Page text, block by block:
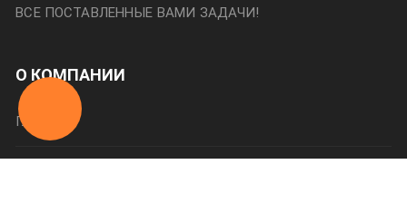
ВСЕ ПОСТАВЛЕННЫЕ ВАМИ ЗАДАЧИ!
О КОМПАНИИ
Главная